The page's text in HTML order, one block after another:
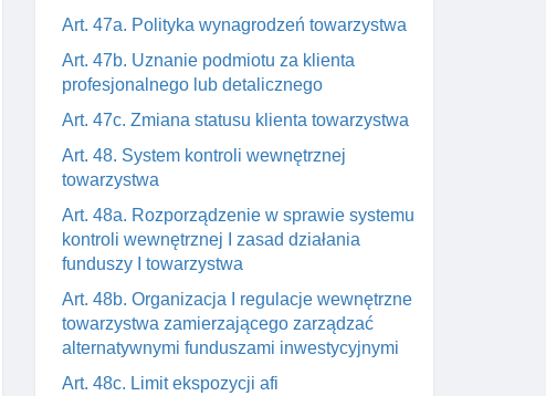
Art. 47a. Polityka wynagrodzeń towarzystwa
Art. 47b. Uznanie podmiotu za klienta
profesjonalnego lub detalicznego
Art. 47c. Zmiana statusu klienta towarzystwa
Art. 48. System kontroli wewnętrznej
towarzystwa
Art. 48a. Rozporządzenie w sprawie systemu
kontroli wewnętrznej I zasad działania
funduszy I towarzystwa
Art. 48b. Organizacja I regulacje wewnętrzne
towarzystwa zamierzającego zarządzać
alternatywnymi funduszami inwestycyjnymi
Art. 48c. Limit ekspozycji afi